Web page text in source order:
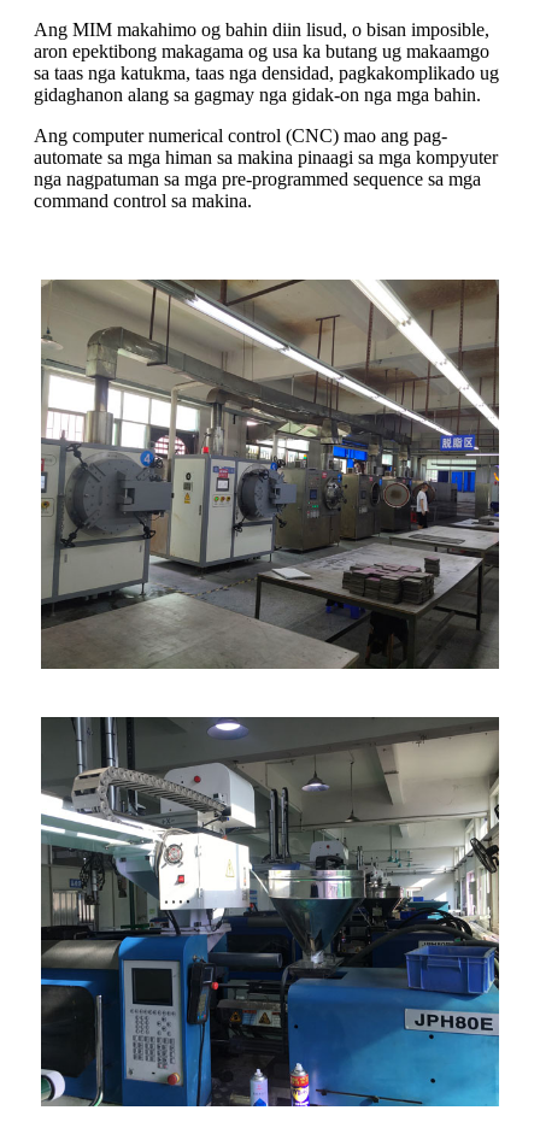
Ang MIM makahimo og bahin diin lisud, o bisan imposible,
aron epektibong makagama og usa ka butang ug makaamgo
sa taas nga katukma, taas nga densidad, pagkakomplikado ug
gidaghanon alang sa gagmay nga gidak-on nga mga bahin.
Ang computer numerical control (CNC) mao ang pag-
automate sa mga himan sa makina pinaagi sa mga kompyuter
nga nagpatuman sa mga pre-programmed sequence sa mga
command control sa makina.